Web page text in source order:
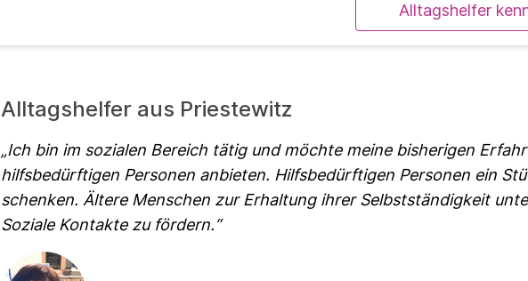
Alltagshelfer
Alltagshelfer aus Priestewitz
Ich bin im sozialen Bereich tätig und möchte meine bisherigen
hilfsbedürftigen Personen anbieten. Hilfsbedürftigen Personen ein
schenken. Ältere Menschen zur Erhaltung ihrer Selbstständigkeit
Soziale Kontakte zu fördern.